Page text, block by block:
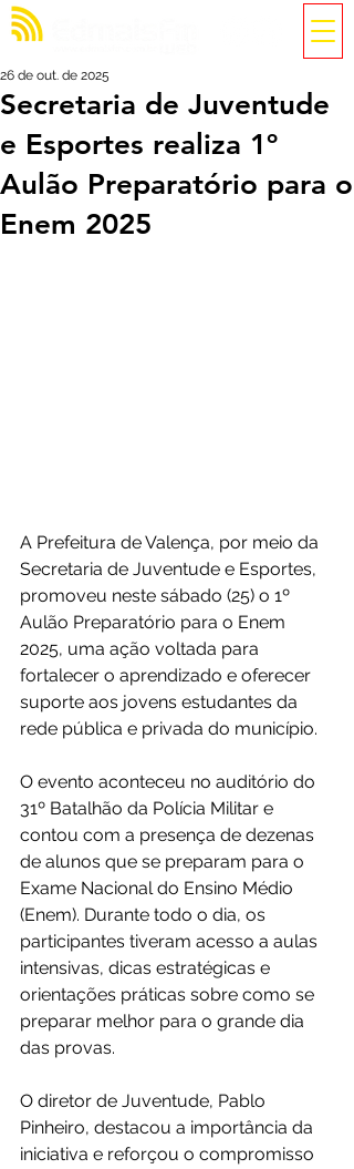
Secretaria de Juventude
e Esportes realiza 1º
Aulão Preparatório para o
Enem 2025
26 de out. de 2025
A Prefeitura de Valença, por meio da
Secretaria de Juventude e Esportes,
promoveu neste sábado (25) o 1º
Aulão Preparatório para o Enem
2025, uma ação voltada para
fortalecer o aprendizado e oferecer
suporte aos jovens estudantes da
rede pública e privada do município.
O evento aconteceu no auditório do
31º Batalhão da Polícia Militar e
contou com a presença de dezenas
de alunos que se preparam para o
Exame Nacional do Ensino Médio
(Enem). Durante todo o dia, os
participantes tiveram acesso a aulas
intensivas, dicas estratégicas e
orientações práticas sobre como se
preparar melhor para o grande dia
das provas.
O diretor de Juventude, Pablo
Pinheiro, destacou a importância da
iniciativa e reforçou o compromisso